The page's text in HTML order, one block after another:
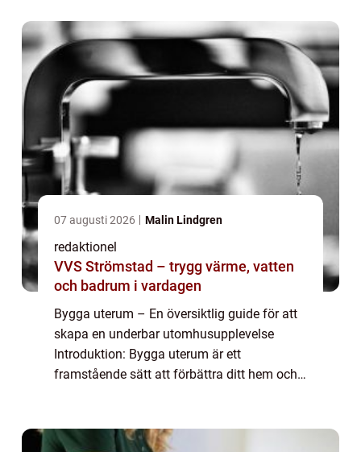
uterum kan du njuta av n...
07 augusti 2026 Malin Lindgren
redaktionel
VVS Strömstad – trygg värme, vatten
och badrum i vardagen
Bygga uterum – En översiktlig guide för att
skapa en underbar utomhusupplevelse
Introduktion: Bygga uterum är ett
framstående sätt att förbättra ditt hem och
uterum kan du njuta av n...